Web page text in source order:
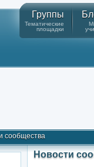
Группы
Тематические
площадки
сообщества
Новости